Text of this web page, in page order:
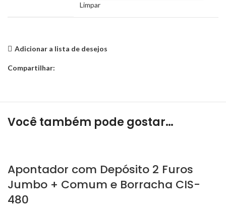
Limpar
Adicionar a lista de desejos
Compartilhar:
Você também pode gostar…
Apontador com Depósito 2 Furos
Jumbo + Comum e Borracha CIS-
480